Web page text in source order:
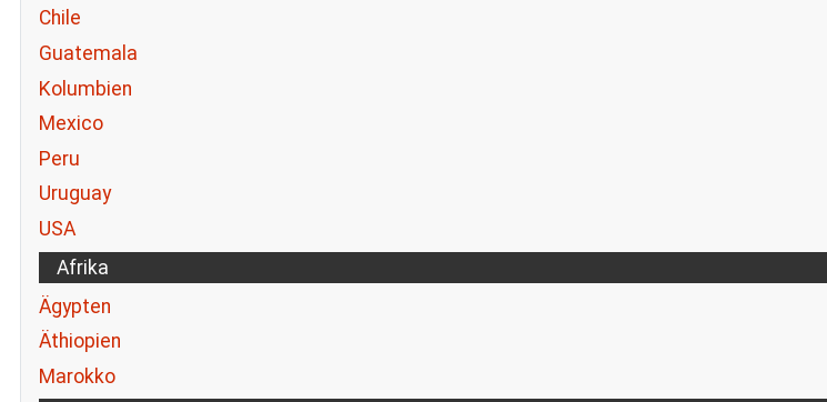
Chile
Guatemala
Kolumbien
Mexico
Peru
Uruguay
USA
Afrika
Ägypten
Äthiopien
Marokko